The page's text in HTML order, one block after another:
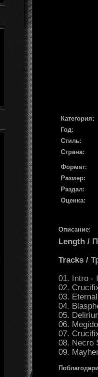
Категория:
Год:
Стиль:
Страна:
Формат:
Размер:
Раздал:
Оценка:
Описание:
Length /
Tracks /
01. Intro -
02.
03.
04.
05.
06.
07.
08. Necro
09.